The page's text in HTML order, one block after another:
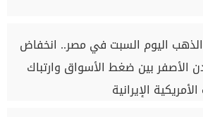
اليوم السبت في مصر.. انخفاض
الأصفر بين ضغط الأسواق وارتباك
الإيرانية